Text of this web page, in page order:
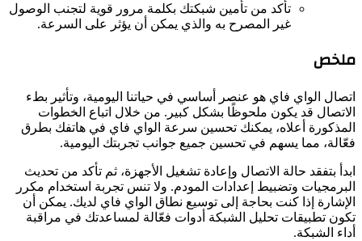
تأكد من تأمين شبكتك بكلمة مرور قوية لتجنب الوصول
غير المصرح به والذي يمكن أن يؤثر على السرعة.
ملخص
اتصال الواي فاي هو عنصر أساسي في حياتنا اليومية، وتأثير بطء
الاتصال قد يكون ملحوظًا بشكل كبير. من خلال اتباع الخطوات
المذكورة أعلاه، يمكنك تحسين سرعة الواي فاي في هاتفك بطرق
فعّالة، مما يسهم في تحسين جميع جوانب تجربتك اليومية.
ابدأ بتفقد حالة الاتصال وإعادة تشغيل الأجهزة، ثم تأكد من تحديث
البرمجيات وتضبيط إعدادات المودم. ولا تنس تجربة استخدام مكرر
الإشارة إذا كنت بحاجة إلى توسيع نطاق الواي فاي لديك. يمكن أن
تكون تطبيقات تحليل الشبكة أدوات فعّالة لمساعدتك في مراقبة
أداء الشبكة.